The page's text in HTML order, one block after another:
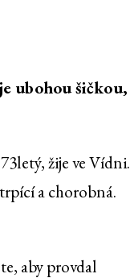
ubohou šičkou,
žije ve Vídni.
a chorobná.
aby provdal